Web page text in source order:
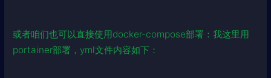
或者咱们也可以直接使用docker-compose部署：我这里用
portainer部署，yml文件内容如下：